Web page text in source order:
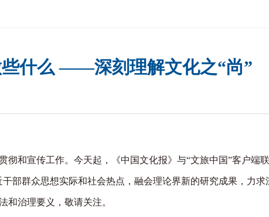
什么 ——深刻理解文化之“尚”
宣传工作。今天起，《中国文化报》与“文旅中国”客户端
部群众思想实际和社会热点，融会理论界新的研究成果，力
和治理要义，敬请关注。